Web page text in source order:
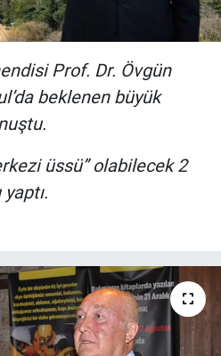
Prof. Dr. Övgün
beklenen büyük
üssü” olabilecek 2